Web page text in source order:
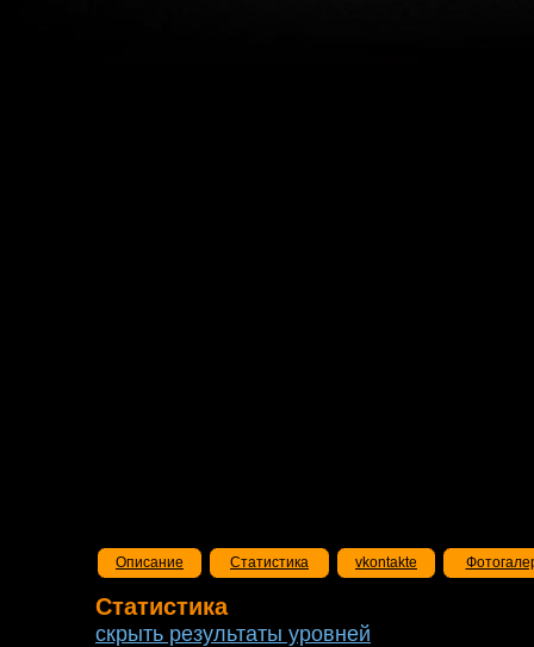
Описание Статистика vkontakte
Статистика
скрыть результаты уровней